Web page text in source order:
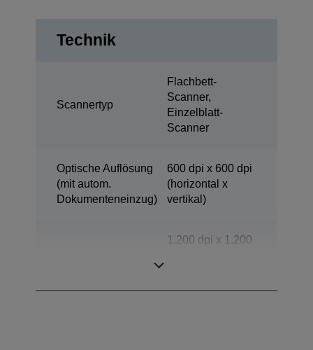
Technik
Scannertyp
Flachbett-
Scanner,
Einzelblatt-
Scanner
Optische Auflösung
(mit autom.
Dokumenteneinzug)
600 dpi x 600 dpi
(horizontal x
vertikal)
1.200 dpi x 1.200